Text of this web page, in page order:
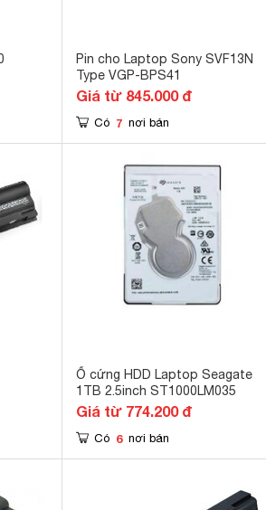
Pin cho Laptop Sony SVF13N
Type VGP-BPS41
Giá từ 845.000 đ
Có 7 nơi bán
Ổ cứng HDD Laptop Seagate
1TB 2.5inch ST1000LM035
Giá từ 774.200 đ
Có 6 nơi bán